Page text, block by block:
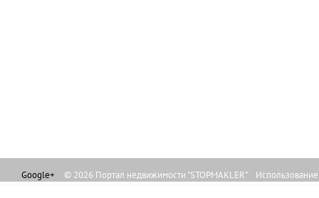
Google+ © 2026 Портал недвижимости "STOPMAKLER"